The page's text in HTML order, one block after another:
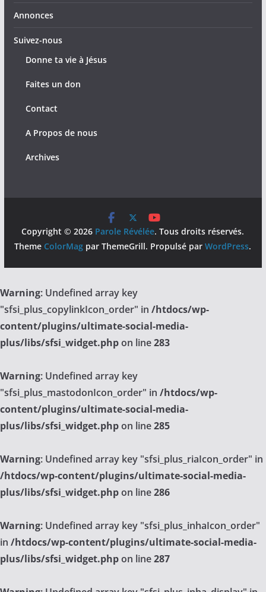
Annonces
Suivez-nous
Donne ta vie à Jésus
Faites un don
Contact
A Propos de nous
Archives
Copyright © 2026 Parole Révélée. Tous droits réservés.
Theme ColorMag par ThemeGrill. Propulsé parWordPress.
Warning: Undefined array key
"sfsi_plus_copylinkIcon_order" in /htdocs/wp-
content/plugins/ultimate-social-media-
plus/libs/sfsi_widget.phpon line283
Warning: Undefined array key
"sfsi_plus_mastodonIcon_order" in /htdocs/wp-
content/plugins/ultimate-social-media-
plus/libs/sfsi_widget.phpon line285
Warning: Undefined array key "sfsi_plus_riaIcon_order" in
/htdocs/wp-content/plugins/ultimate-social-media-
plus/libs/sfsi_widget.phpon line286
Warning: Undefined array key "sfsi_plus_inhaIcon_order"
in /htdocs/wp-content/plugins/ultimate-social-media-
plus/libs/sfsi_widget.phpon line287